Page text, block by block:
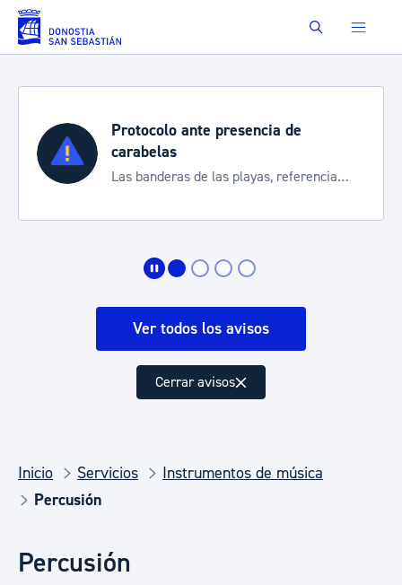
Saltar al contenido principal Buscar
Semana Grande 2026
Cortes de tráfico y servicios especiales
de transporte
Ver todos los avisos
Cerrar avisos
Inicio Servicios
Instrumentos de música
Percusión
Percusión